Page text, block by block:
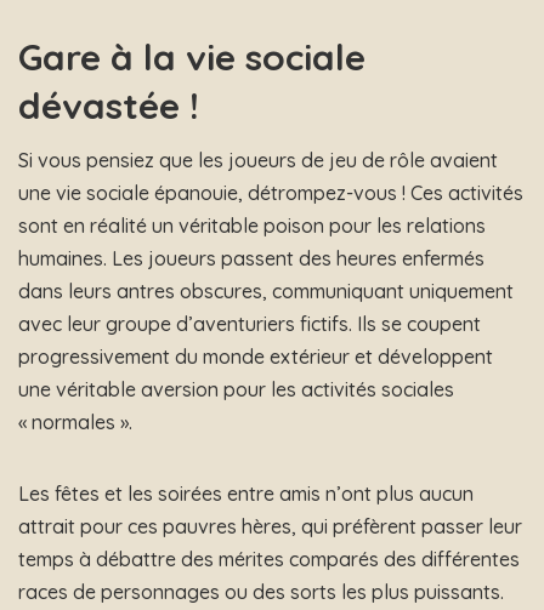
Gare à la vie sociale
dévastée !
Si vous pensiez que les joueurs de jeu de rôle avaient
une vie sociale épanouie, détrompez-vous ! Ces activités
sont en réalité un véritable poison pour les relations
humaines. Les joueurs passent des heures enfermés
dans leurs antres obscures, communiquant uniquement
avec leur groupe d’aventuriers fictifs. Ils se coupent
progressivement du monde extérieur et développent
une véritable aversion pour les activités sociales
« normales ».
Les fêtes et les soirées entre amis n’ont plus aucun
attrait pour ces pauvres hères, qui préfèrent passer leur
temps à débattre des mérites comparés des différentes
races de personnages ou des sorts les plus puissants.